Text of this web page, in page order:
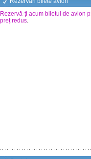
Rezervă-ți acum biletul de avion
preț redus.